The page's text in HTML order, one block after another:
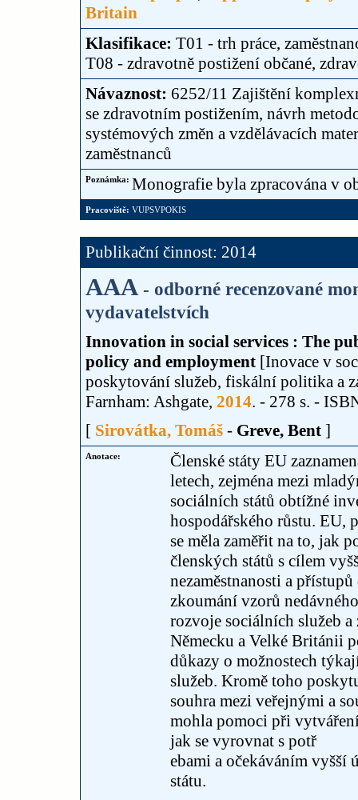
Britain
Klasifikace: T01 - trh práce,
T08 - zdravotně postižení občané,
Návaznost: 6252/11 Zajištění
se zdravotním postižením, návrh
systémových změn a vzdělávacích
zaměstnanců
Poznámka: Monografie byla zpracována v
Pracoviště: VUPSVPOKIS
Publikační činnost: 2014
AAA - odborné recenzované
vydavatelstvích
Innovation in social services : The
policy and employment [Inovace v
poskytování služeb, fiskální politika a
Farnham: Ashgate, 2014. - 278 s. -
[ Sirovátka, Tomáš - Greve, Bent ]
Anotace:
Členské státy EU
letech, zejména mezi
sociálních států obtížné
hospodářského růstu. EU,
se měla zaměřit na to, jak
členských států s cílem
nezaměstnanosti a
zkoumání vzorů
rozvoje sociálních služeb a
Německu a Velké Británii
důkazy o možnostech
služeb. Kromě toho
souhra mezi veřejnými a
mohla pomoci při
jak se vyrovnat s potř
ebami a očekáváním vyšší
státu.